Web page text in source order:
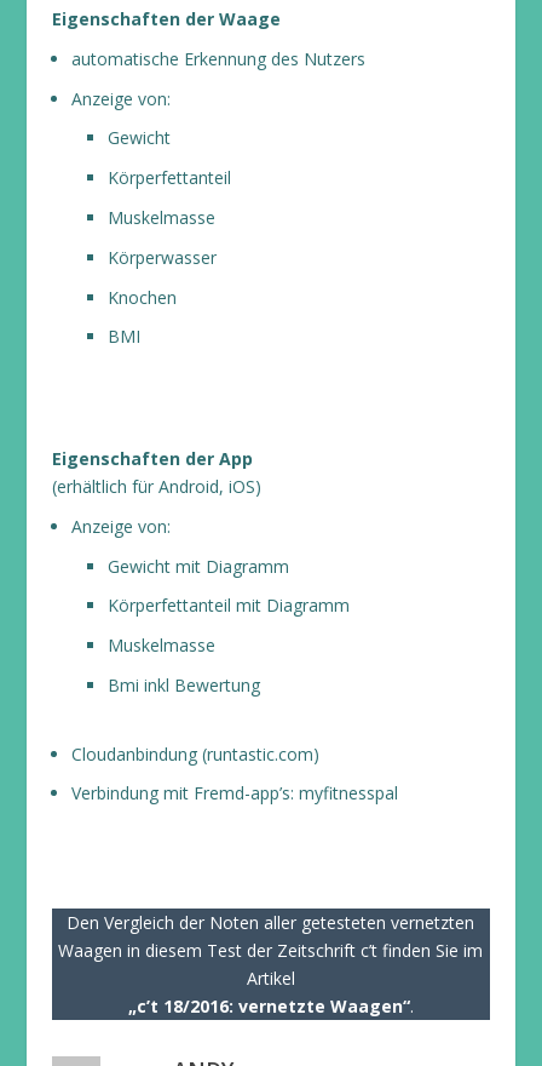
Eigenschaften der Waage
automatische Erkennung des Nutzers
Anzeige von:
Gewicht
Körperfettanteil
Muskelmasse
Körperwasser
Knochen
BMI
Eigenschaften der App
(erhältlich für Android, iOS)
Anzeige von:
Gewicht mit Diagramm
Körperfettanteil mit Diagramm
Muskelmasse
Bmi inkl Bewertung
Cloudanbindung (runtastic.com)
Verbindung mit Fremd-app’s: myfitnesspal
Den Vergleich der Noten aller getesteten vernetzten
Waagen in diesem Test der Zeitschrift c’t finden Sie im
Artikel
„c’t 18/2016: vernetzte Waagen“.